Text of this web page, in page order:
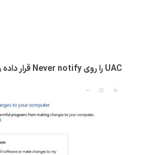
UAC را روی Never notify قرار داده و روی ok کلیک کنید .